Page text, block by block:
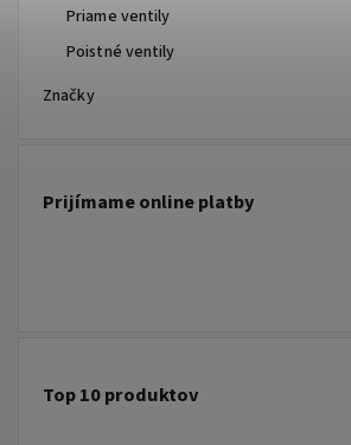
Priame ventily
Poistné ventily
Značky
Prijímame online platby
Top 10 produktov